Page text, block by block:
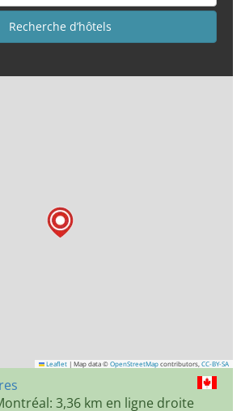
Leaflet | Map data © OpenStreetMap contributors, CC-BY-SA
3,36 km en ligne droite